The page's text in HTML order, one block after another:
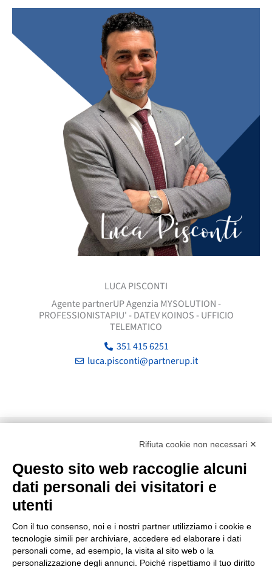
LUCA PISCONTI
Agente partnerUP Agenzia MYSOLUTION -
PROFESSIONISTAPIU' - DATEV KOINOS - UFFICIO
TELEMATICO
351 415 6251
luca.pisconti@partnerup.it
Via XXVI Aprile 97, 25021 - Bagnolo Mella (BS)
030 138 72817
Rifiuta cookie non necessari ✕
Questo sito web raccoglie alcuni
dati personali dei visitatori e
utenti
Con il tuo consenso, noi e i nostri partner utilizziamo i cookie e
tecnologie simili per archiviare, accedere ed elaborare i dati
personali come, ad esempio, la visita al sito web o la
personalizzazione degli annunci. Poiché rispettiamo il tuo diritto